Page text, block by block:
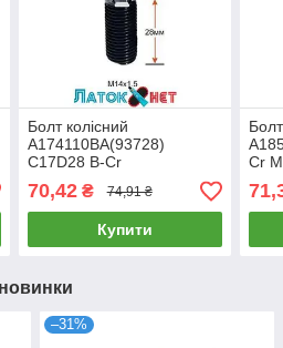
Болт колісний
A174110BA(93728)
C17D28 B-Cr
M14X1,50X28 Чорний
Хром Конус з виступом
ключ 17 мм
70,42₴ 74,91 ₴
Купити
Cr
17
–31%